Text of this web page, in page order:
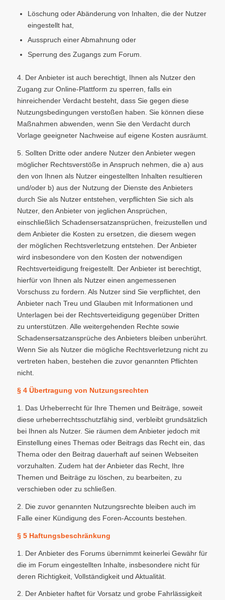
Löschung oder Abänderung von Inhalten, die der Nutzer
eingestellt hat,
Ausspruch einer Abmahnung oder
Sperrung des Zugangs zum Forum.
4. Der Anbieter ist auch berechtigt, Ihnen als Nutzer den
Zugang zur Online-Plattform zu sperren, falls ein
hinreichender Verdacht besteht, dass Sie gegen diese
Nutzungsbedingungen verstoßen haben. Sie können diese
Maßnahmen abwenden, wenn Sie den Verdacht durch
Vorlage geeigneter Nachweise auf eigene Kosten ausräumt.
5. Sollten Dritte oder andere Nutzer den Anbieter wegen
möglicher Rechtsverstöße in Anspruch nehmen, die a) aus
den von Ihnen als Nutzer eingestellten Inhalten resultieren
und/oder b) aus der Nutzung der Dienste des Anbieters
durch Sie als Nutzer entstehen, verpflichten Sie sich als
Nutzer, den Anbieter von jeglichen Ansprüchen,
einschließlich Schadensersatzansprüchen, freizustellen und
dem Anbieter die Kosten zu ersetzen, die diesem wegen
der möglichen Rechtsverletzung entstehen. Der Anbieter
wird insbesondere von den Kosten der notwendigen
Rechtsverteidigung freigestellt. Der Anbieter ist berechtigt,
hierfür von Ihnen als Nutzer einen angemessenen
Vorschuss zu fordern. Als Nutzer sind Sie verpflichtet, den
Anbieter nach Treu und Glauben mit Informationen und
Unterlagen bei der Rechtsverteidigung gegenüber Dritten
zu unterstützen. Alle weitergehenden Rechte sowie
Schadensersatzansprüche des Anbieters bleiben unberührt.
Wenn Sie als Nutzer die mögliche Rechtsverletzung nicht zu
vertreten haben, bestehen die zuvor genannten Pflichten
nicht.
§ 4 Übertragung von Nutzungsrechten
1. Das Urheberrecht für Ihre Themen und Beiträge, soweit
diese urheberrechtsschutzfähig sind, verbleibt grundsätzlich
bei Ihnen als Nutzer. Sie räumen dem Anbieter jedoch mit
Einstellung eines Themas oder Beitrags das Recht ein, das
Thema oder den Beitrag dauerhaft auf seinen Webseiten
vorzuhalten. Zudem hat der Anbieter das Recht, Ihre
Themen und Beiträge zu löschen, zu bearbeiten, zu
verschieben oder zu schließen.
2. Die zuvor genannten Nutzungsrechte bleiben auch im
Falle einer Kündigung des Foren-Accounts bestehen.
§ 5 Haftungsbeschränkung
1. Der Anbieter des Forums übernimmt keinerlei Gewähr für
die im Forum eingestellten Inhalte, insbesondere nicht für
deren Richtigkeit, Vollständigkeit und Aktualität.
2. Der Anbieter haftet für Vorsatz und grobe Fahrlässigkeit